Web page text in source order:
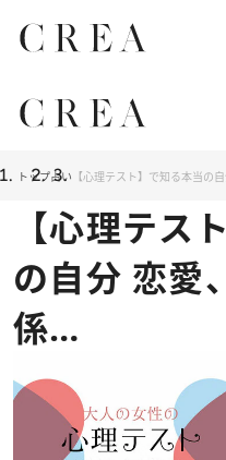
トップ占い 【心理テスト】で知る本当の
【心理テス
の自分 恋愛
係…